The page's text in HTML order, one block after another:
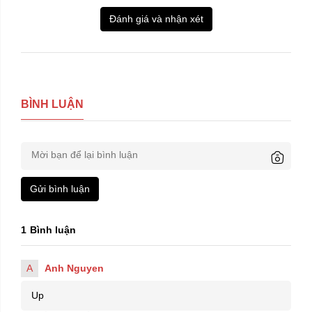
Đánh giá và nhận xét
BÌNH LUẬN
Gửi bình luận
1 Bình luận
A Anh Nguyen
Up
90/90/14
Kích thước: